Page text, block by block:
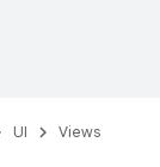
UI Views